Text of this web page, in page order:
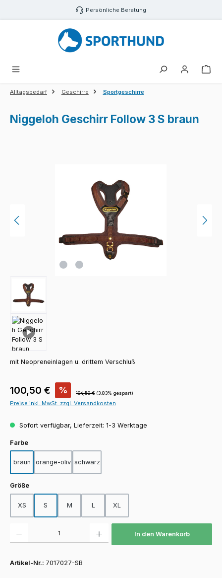
Zum Hauptinhalt springen Persönliche Beratung
Alltagsbedarf Geschirre Sportgeschirre
Niggeloh Geschirr Follow 3 S braun
mit Neopreneinlagen u. drittem Verschluß
Verkaufspreis:
100,50 € % Regulärer Preis:
104,50 € (3.83% gespart)
Preise inkl. MwSt. zzgl. Versandkosten
Sofort verfügbar, Lieferzeit: 1-3 Werktage
Farbeauswählen
braun orange-oliv schwarz
Größeauswählen
XS S M L XL
In den Warenkorb
Artikel-Nr.: 7017027-SB